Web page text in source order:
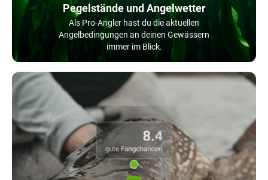
Pegelstände und Angelwetter
Als Pro-Angler hast du die aktuellen
Angelbedingungen an deinen Gewässern
immer im Blick.